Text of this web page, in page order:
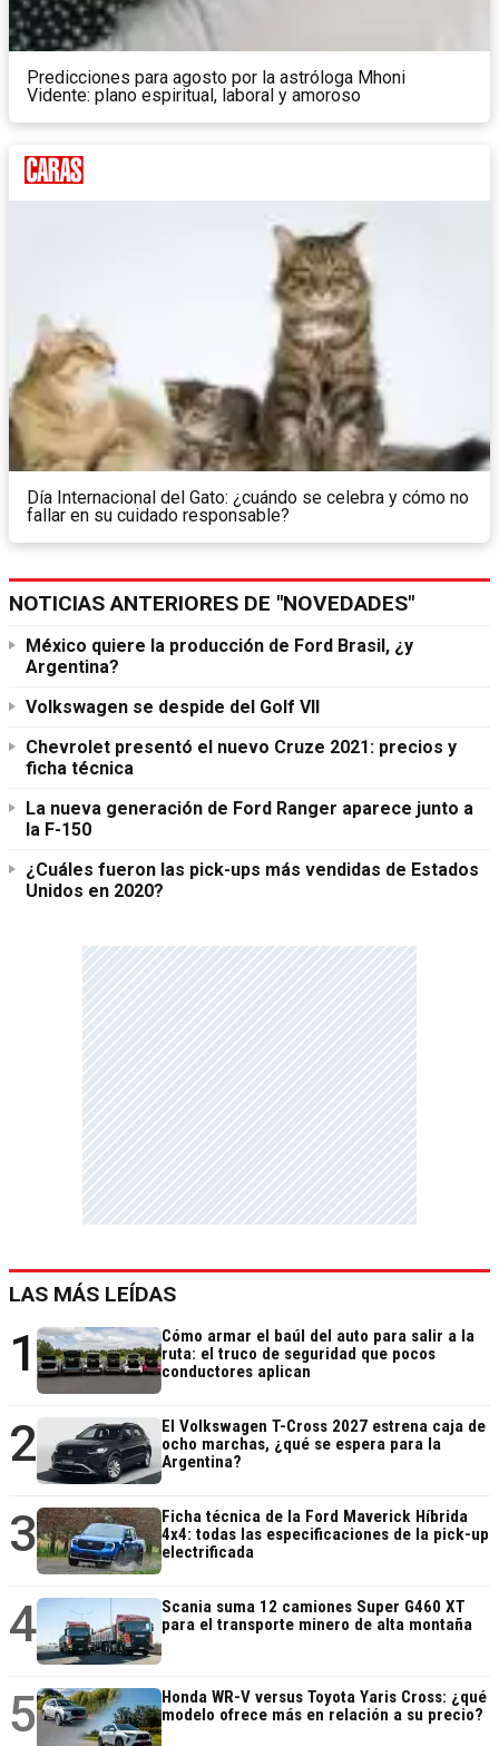
Predicciones para agosto por la astróloga Mhoni
Vidente: plano espiritual, laboral y amoroso
Día Internacional del Gato: ¿cuándo se celebra y cómo no
fallar en su cuidado responsable?
NOTICIAS ANTERIORES DE "NOVEDADES"
México quiere la producción de Ford Brasil, ¿y
Argentina?
Volkswagen se despide del Golf VII
Chevrolet presentó el nuevo Cruze 2021: precios y
ficha técnica
La nueva generación de Ford Ranger aparece junto a
la F-150
¿Cuáles fueron las pick-ups más vendidas de Estados
Unidos en 2020?
LAS MÁS LEÍDAS
1
Cómo armar el baúl del auto para salir a la
ruta: el truco de seguridad que pocos
conductores aplican
2
El Volkswagen T-Cross 2027 estrena caja de
ocho marchas, ¿qué se espera para la
Argentina?
3
Ficha técnica de la Ford Maverick Híbrida
4x4: todas las especificaciones de la pick-up
electrificada
4
Scania suma 12 camiones Super G460 XT
para el transporte minero de alta montaña
5
Honda WR-V versus Toyota Yaris Cross: ¿qué
modelo ofrece más en relación a su precio?